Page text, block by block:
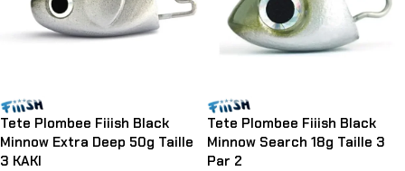
Tete Plombee Fiiish Black
Minnow Extra Deep 50g Taille
3 KAKI
Tete Plombee Fiiish Black
Minnow Search 18g Taille 3
Par 2